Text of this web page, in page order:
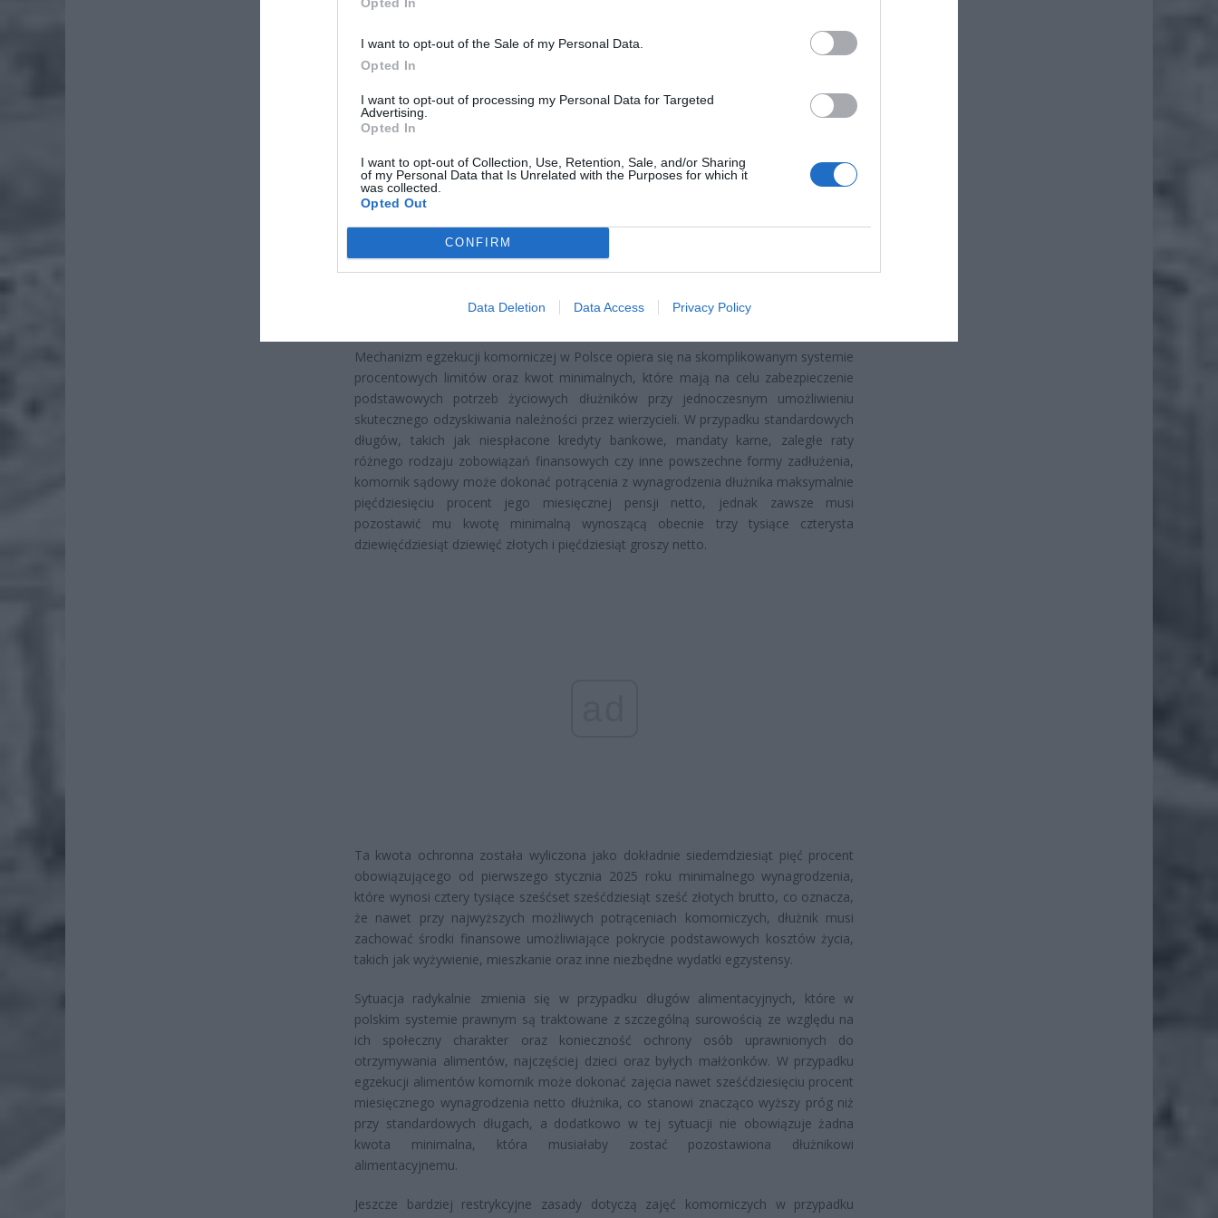
I want to opt-out of the Sale of my Personal Data.
Opted In
I want to opt-out of processing my Personal Data for Targeted
Advertising.
Opted In
I want to opt-out of Collection, Use, Retention, Sale, and/or Sharing
of my Personal Data that Is Unrelated with the Purposes for which it
was collected.
Opted Out
CONFIRM
Data Deletion Data Access Privacy Policy
ZOBACZ RÓWNIEŻ:
ZUS zmieni ważny limit od marca 2027 roku. Policzyliśmy, ile może
dostać senior przy emeryturze 2200, 2400, 2600 i 2700 zł
7 sierpnia 2026 13:23
Lidl przecenił hit do kuchni. Air fryer tańszy aż o 150 zł, a to dopiero
4 sierpnia 2026 16:06
Mechanizm egzekucji komorniczej w Polsce opiera się na skomplikowanym systemie
procentowych limitów oraz kwot minimalnych, które mają na celu zabezpieczenie
podstawowych potrzeb życiowych dłużników przy jednoczesnym umożliwieniu
skutecznego odzyskiwania należności przez wierzycieli. W przypadku standardowych
długów, takich jak niespłacone kredyty bankowe, mandaty karne, zaległe raty
różnego rodzaju zobowiązań finansowych czy inne powszechne formy zadłużenia,
komornik sądowy może dokonać potrącenia z wynagrodzenia dłużnika maksymalnie
pięćdziesięciu procent jego miesięcznej pensji netto, jednak zawsze musi
pozostawić mu kwotę minimalną wynoszącą obecnie trzy tysiące czterysta
dziewięćdziesiąt dziewięć złotych i pięćdziesiąt groszy netto.
Ta kwota ochronna została wyliczona jako dokładnie siedemdziesiąt pięć procent
obowiązującego od pierwszego stycznia 2025 roku minimalnego wynagrodzenia,
które wynosi cztery tysiące sześćset sześćdziesiąt sześć złotych brutto, co oznacza,
że nawet przy najwyższych możliwych potrąceniach komorniczych, dłużnik musi
zachować środki finansowe umożliwiające pokrycie podstawowych kosztów życia,
takich jak wyżywienie, mieszkanie oraz inne niezbędne wydatki egzystensy.
Sytuacja radykalnie zmienia się w przypadku długów alimentacyjnych, które w
polskim systemie prawnym są traktowane z szczególną surowością ze względu na
ich społeczny charakter oraz konieczność ochrony osób uprawnionych do
otrzymywania alimentów, najczęściej dzieci oraz byłych małżonków. W przypadku
egzekucji alimentów komornik może dokonać zajęcia nawet sześćdziesięciu procent
miesięcznego wynagrodzenia netto dłużnika, co stanowi znacząco wyższy próg niż
przy standardowych długach, a dodatkowo w tej sytuacji nie obowiązuje żadna
kwota minimalna, która musiałaby zostać pozostawiona dłużnikowi
alimentacyjnemu.
Jeszcze bardziej restrykcyjne zasady dotyczą zajęć komorniczych w przypadku